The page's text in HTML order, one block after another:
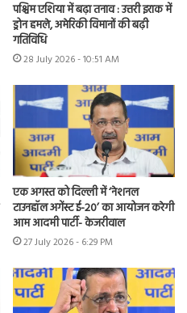
पश्चिम एशिया में बढ़ा तनाव : उत्तरी इराक में
ड्रोन हमले, अमेरिकी विमानों की बढ़ी
गतिविधि
28 July 2026 - 10:51 AM
एक अगस्त को दिल्ली में ‘नेशनल
टाउनहॉल अगेंस्ट ई-20’ का आयोजन करेगी
आम आदमी पार्टी- केजरीवाल
27 July 2026 - 6:29 PM